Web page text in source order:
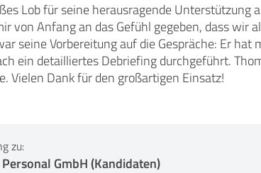
Lob für seine herausragende Unterstützung
von Anfang an das Gefühl gegeben, dass wir
seine Vorbereitung auf die Gespräche: Er
ein detailliertes Debriefing durchgeführt.
Vielen Dank für den großartigen Einsatz!
zu:
GmbH (Kandidaten)